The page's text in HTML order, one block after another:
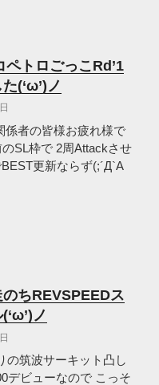
ペトロごっこRd’1
(‘ω’)ノ
係者の皆様お疲れ様で
SL枠で 2周Attackさせ
更新ならず(;´Д`A
ちREVSPEEDス
ノ
の筑波サーキット凸し
デビューなので こっそ